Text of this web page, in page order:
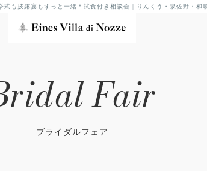
式も披露宴もずっと一緒＊試食付き相談会 | りんくう・泉佐野・
Fair
ブライダルフェア